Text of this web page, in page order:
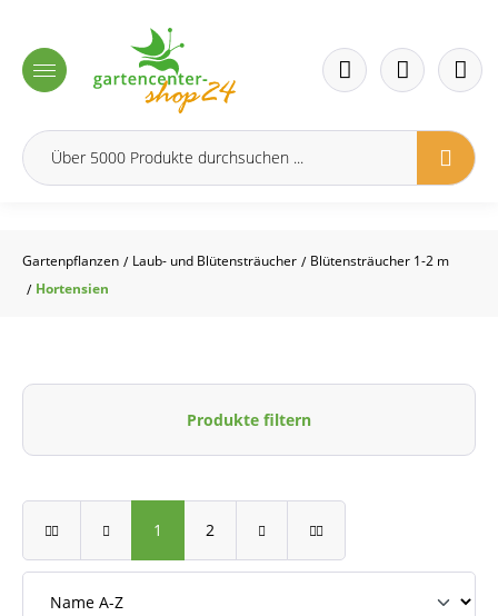
Gartenpflanzen / Laub- und Blütensträucher / Blütensträucher 1-2 m
/ Hortensien
Produkte filtern
1 2